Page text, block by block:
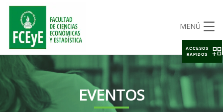
MENÚ
EVENTOS
ACCESOS
RAPIDOS